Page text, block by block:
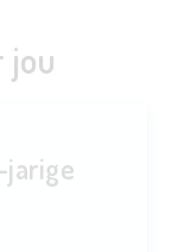
jou
jarige